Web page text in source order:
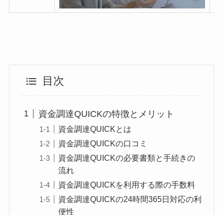
目次
資金調達QUICKの特徴とメリット
資金調達QUICKとは
資金調達QUICKの口コミ
資金調達QUICKの必要書類と手続きの
流れ
資金調達QUICKを利用する際の手数料
資金調達QUICKの24時間365日対応の利
便性